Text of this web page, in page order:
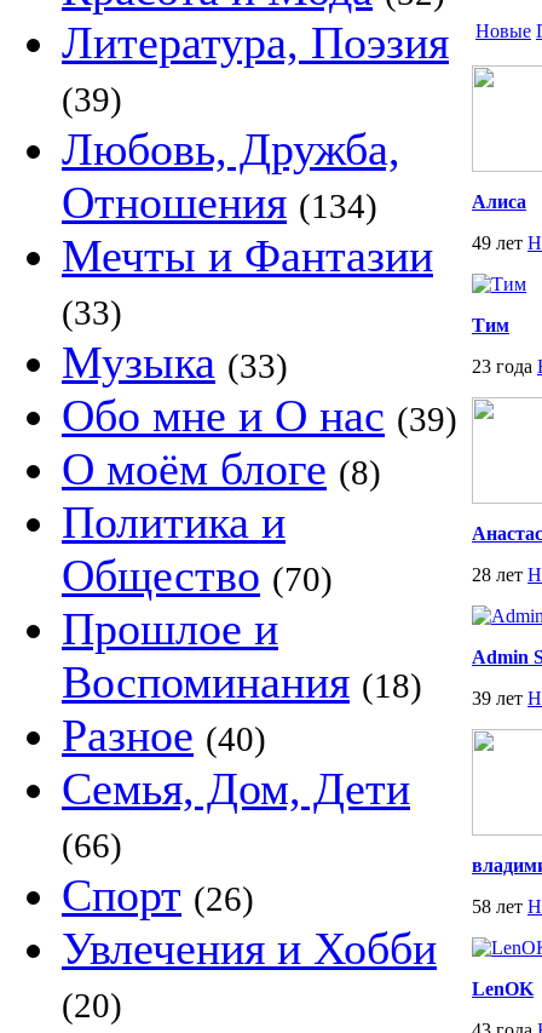
Литература, Поэзия
(39)
Любовь, Дружба,
Отношения (134)
Мечты и Фантазии
(33)
Музыка (33)
Обо мне и О нас (39)
О моём блоге (8)
Политика и
Общество (70)
Прошлое и
Воспоминания (18)
Разное (40)
Семья, Дом, Дети
(66)
Спорт (26)
Увлечения и Хобби
(20)
Новые
Алиса
49 лет
Тим
23 года
28 лет
Admin
39 лет
58 лет
LenOK